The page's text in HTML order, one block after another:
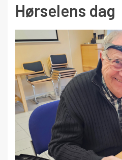
Hørselens dag